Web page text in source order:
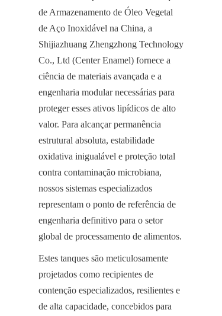
de Armazenamento de Óleo Vegetal
de Aço Inoxidável na China, a
Shijiazhuang Zhengzhong Technology
Co., Ltd (Center Enamel) fornece a
ciência de materiais avançada e a
engenharia modular necessárias para
proteger esses ativos lipídicos de alto
valor. Para alcançar permanência
estrutural absoluta, estabilidade
oxidativa inigualável e proteção total
contra contaminação microbiana,
nossos sistemas especializados
representam o ponto de referência de
engenharia definitivo para o setor
global de processamento de alimentos.
Estes tanques são meticulosamente
projetados como recipientes de
contenção especializados, resilientes e
de alta capacidade, concebidos para